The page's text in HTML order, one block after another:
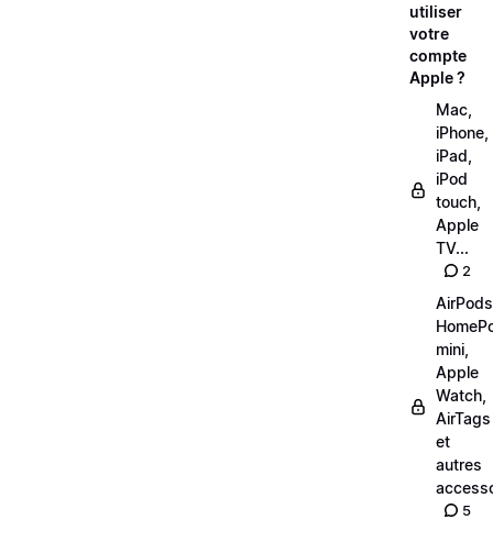
utiliser
votre
compte
Apple ?
Mac,
iPhone,
iPad,
iPod
touch,
Apple
TV...
2
mini,
Apple
Watch,
AirTags
et
autres
5